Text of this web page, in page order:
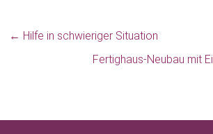
← Hilfe in schwieriger Situation
Fertighaus-Neubau mit